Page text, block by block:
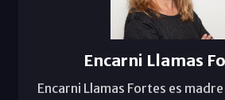
Encarni Llamas
Encarni Llamas Fortes es